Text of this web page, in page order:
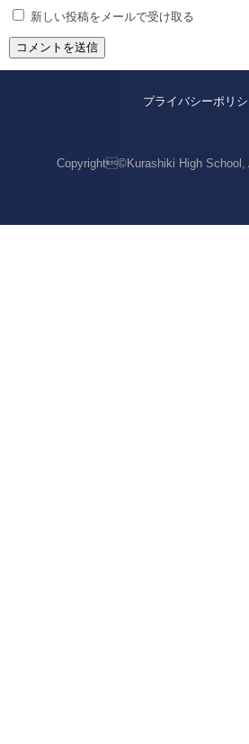
新しい投稿をメールで受け取る
プライバシーポリ
Copyright©Kurashiki High School,